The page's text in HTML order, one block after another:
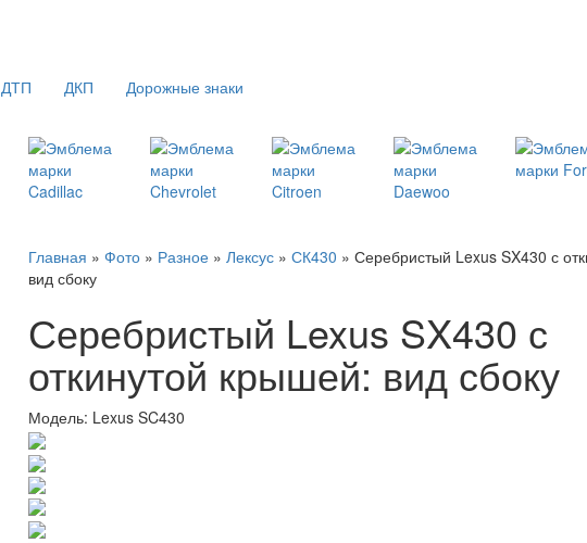
ДТП ДКП Дорожные знаки
Главная » Фото » Разное » Лексус » СК430 » Серебристый Lexus SX430 с
вид сбоку
Серебристый Lexus SX430 с
откинутой крышей: вид сбоку
Модель: Lexus SC430